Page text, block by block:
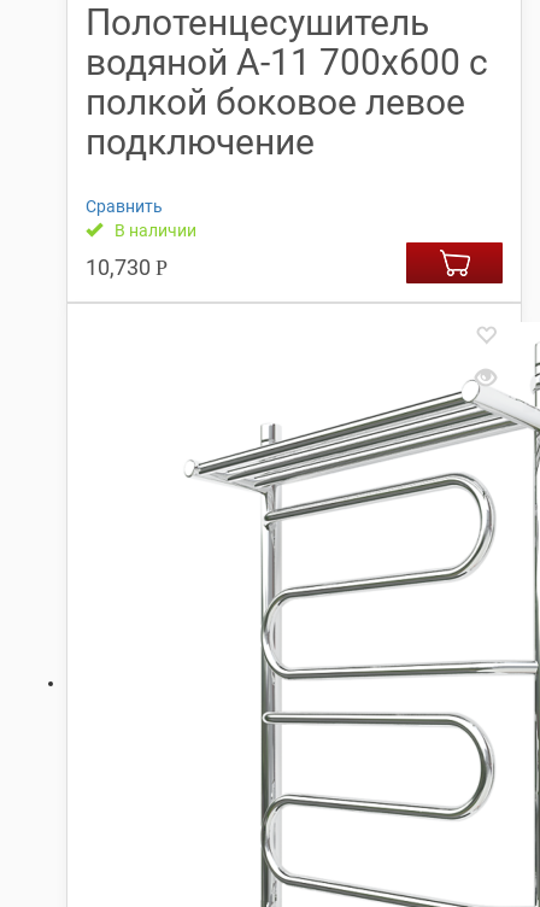
Полотенцесушитель
водяной А-11 700х600 с
полкой боковое левое
подключение
Сравнить
В наличии
10,730 Р